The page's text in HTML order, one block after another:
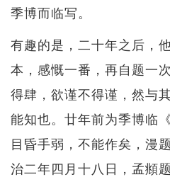
季博而临写。
有趣的是，二十年之后，
本，感慨一番，再自题一
得肆，欲谨不得谨，然与
能知也。廿年前为季博临
目昏手弱，不能作矣，漫
治二年四月十八日，孟頫题